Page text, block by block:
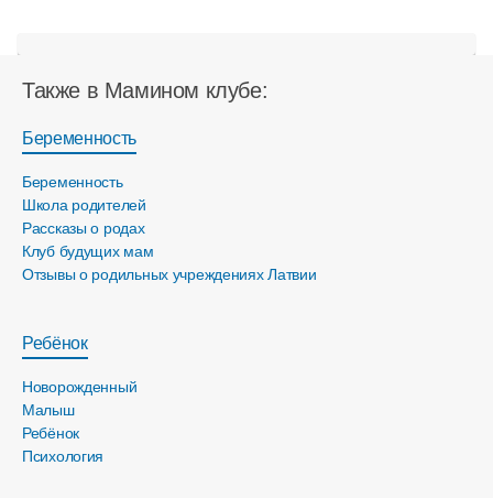
Также в Мамином клубе:
Беременность
Беременность
Школа родителей
Рассказы о родах
Клуб будущих мам
Отзывы о родильных учреждениях Латвии
Ребёнок
Новорожденный
Малыш
Ребёнок
Психология